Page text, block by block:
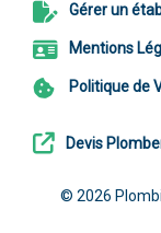
Gérer un
Mentions
Politique de
Devis
© 2026